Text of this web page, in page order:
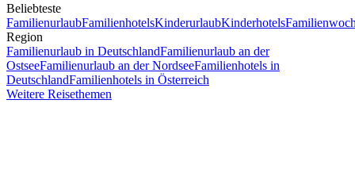
Beliebteste
FamilienurlaubFamilienhotelsKinderurlaubKinderhotels
Region
Familienurlaub in DeutschlandFamilienurlaub an der
OstseeFamilienurlaub an der NordseeFamilienhotels in
DeutschlandFamilienhotels in Österreich
Weitere Reisethemen